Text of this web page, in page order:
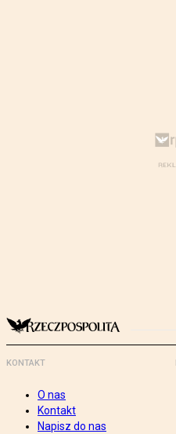
KONTAKT
O nas
Kontakt
Napisz do nas